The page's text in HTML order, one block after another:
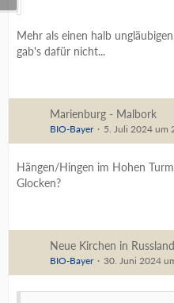
Mehr als einen halb
gab's dafür nicht...
Marienburg - Malbork
BIO-Bayer 5. Juli 2024 um
Hängen/Hingen im Hohen
Glocken?
Neue Kirchen in Russland
BIO-Bayer 30. Juni 2024